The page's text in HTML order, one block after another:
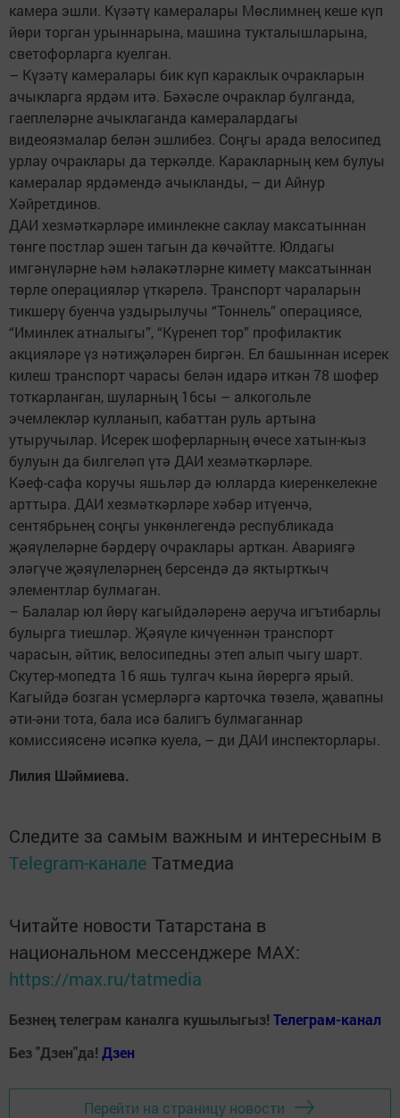
камера эшли. Күзәтү камералары Мөслимнең кеше күп
йөри торган урыннарына, машина тукталышларына,
светофорларга куелган.
– Күзәтү камералары бик күп караклык очракларын
ачыкларга ярдәм итә. Бәхәсле очраклар булганда,
гаеплеләрне ачыклаганда камералардагы
видеоязмалар белән эшлибез. Соңгы арада велосипед
урлау очраклары да теркәлде. Каракларның кем булуы
камералар ярдәмендә ачыкланды, – ди Айнур
Хәйретдинов.
ДАИ хезмәткәрләре иминлекне саклау максатыннан
төнге постлар эшен тагын да көчәйтте. Юлдагы
имгәнүләрне һәм һәлакәтләрне киметү максатыннан
төрле операцияләр үткәрелә. Транспорт чараларын
тикшерү буенча уздырылучы “Тоннель” операциясе,
“Иминлек атналыгы”, “Күренеп тор” профилактик
акцияләре үз нәтиҗәләрен биргән. Ел башыннан исерек
килеш транспорт чарасы белән идарә иткән 78 шофер
тоткарланган, шуларның 16сы – алкогольле
эчемлекләр кулланып, кабаттан руль артына
утыручылар. Исерек шоферларның өчесе хатын-кыз
булуын да билгеләп үтә ДАИ хезмәткәрләре.
Кәеф-сафа коручы яшьләр дә юлларда киеренкелекне
арттыра. ДАИ хезмәткәрләре хәбәр итүенчә,
сентябрьнең соңгы ункөнлегендә республикада
җәяүлеләрне бәрдерү очраклары арткан. Авариягә
эләгүче җәяүлеләрнең берсендә дә яктырткыч
элементлар булмаган.
– Балалар юл йөрү кагыйдәләренә аеруча игътибарлы
булырга тиешләр. Җәяүле кичүеннән транспорт
чарасын, әйтик, велосипедны этеп алып чыгу шарт.
Скутер-мопедта 16 яшь тулгач кына йөрергә ярый.
Кагыйдә бозган үсмерләргә карточка төзелә, җавапны
әти-әни тота, бала исә балигъ булмаганнар
комиссиясенә исәпкә куела, – ди ДАИ инспекторлары.
Лилия Шәймиева.
Следите за самым важным и интересным в
Telegram-канале Татмедиа
Читайте новости Татарстана в
национальном мессенджере MАХ:
https://max.ru/tatmedia
Безнең телеграм каналга кушылыгыз! Телеграм-канал
Без "Дзен"да! Дзен
Перейти на страницу новости